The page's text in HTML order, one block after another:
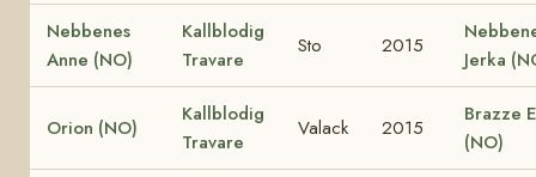
Nebbenes
Anne (NO)
Kallblodig
Travare
Sto 2015
Jerka
Orion (NO)
Kallblodig
Travare
Valack 2015
Brazze
(NO)